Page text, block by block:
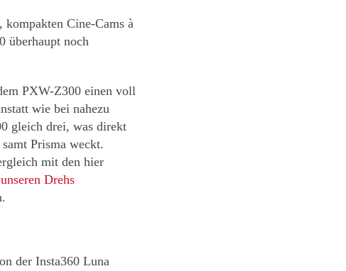
Cine-Cams à
überhaupt noch
PXW-Z300 einen voll
wie bei nahezu
gleich drei, was direkt
Prisma weckt.
mit den hier
Drehs
der Insta360 Luna